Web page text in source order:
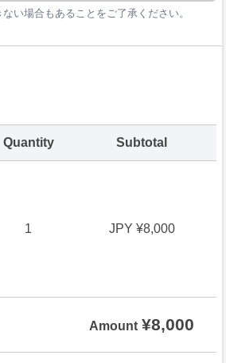
い場合もあることをご了承ください。
Quantity Subtotal
1 JPY ¥8,000
Amount ¥8,000